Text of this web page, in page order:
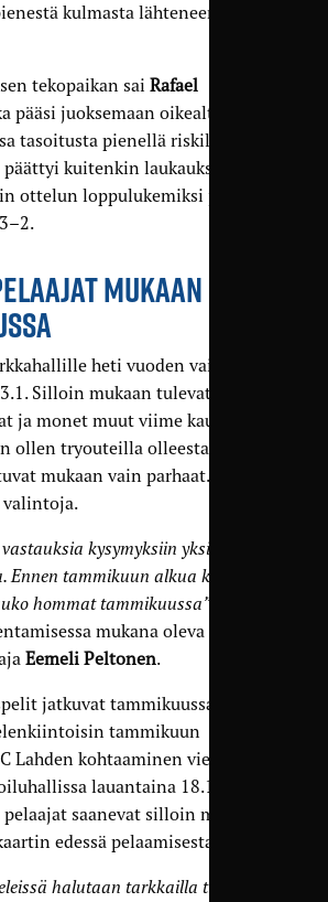
kulmasta lähteneen vedon
tekopaikan sai Rafael
pääsi juoksemaan oikealta läpi
tasoitusta pienellä riskillä.
kuitenkin laukaukseen
ottelun loppulukemiksi jäi
MUKAAN
heti vuoden vaihduttua
Silloin mukaan tulevat
ja monet muut viime kauden
ollen tryouteilla olleesta
mukaan vain parhaat. Edessä
kysymyksiin yksittäisten
Ennen tammikuun alkua kaikille
hommat tammikuussa”
mukana oleva
Eemeli Peltonen.
jatkuvat tammikuussa ja pelit
tammikuun
Lahden kohtaaminen vieraissa
lauantaina 18.1. Uudet
saanevat silloin myös
edessä pelaamisesta.
halutaan tarkkailla tiettyjä